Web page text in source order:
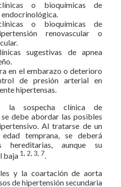
o bioquímicas de
endocrinológica.
o bioquímicas de
renovascular o
sugestivas de apnea
en el embarazo o deterioro
de presión arterial en
hipertensas.
la sospecha clínica de
debe abordar las posibles
Al tratarse de un
temprana, se deberá
hereditarias, aunque su
baja 1, 2, 3, 7.
y la coartación de aorta
de hipertensión secundaria